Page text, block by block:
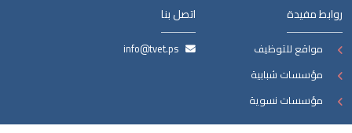
روابط مفيدة
مواقع للتوظيف
مؤسسات شبابية
مؤسسات نسوية
اتصل بنا
info@tvet.ps